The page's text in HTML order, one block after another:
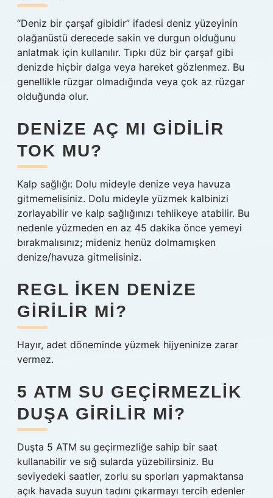
“Deniz bir çarşaf gibidir” ifadesi deniz yüzeyinin
olağanüstü derecede sakin ve durgun olduğunu
anlatmak için kullanılır. Tıpkı düz bir çarşaf gibi
denizde hiçbir dalga veya hareket gözlenmez. Bu
genellikle rüzgar olmadığında veya çok az rüzgar
olduğunda olur.
DENIZE AÇ MI GIDILIR
TOK MU?
Kalp sağlığı: Dolu mideyle denize veya havuza
gitmemelisiniz. Dolu mideyle yüzmek kalbinizi
zorlayabilir ve kalp sağlığınızı tehlikeye atabilir. Bu
nedenle yüzmeden en az 45 dakika önce yemeyi
bırakmalısınız; mideniz henüz dolmamışken
denize/havuza gitmelisiniz.
REGL IKEN DENIZE
GIRILIR MI?
Hayır, adet döneminde yüzmek hijyeninize zarar
vermez.
5 ATM SU GEÇIRMEZLIK
DUŞA GIRILIR MI?
Duşta 5 ATM su geçirmezliğe sahip bir saat
kullanabilir ve sığ sularda yüzebilirsiniz. Bu
seviyedeki saatler, zorlu su sporları yapmaktansa
açık havada suyun tadını çıkarmayı tercih edenler